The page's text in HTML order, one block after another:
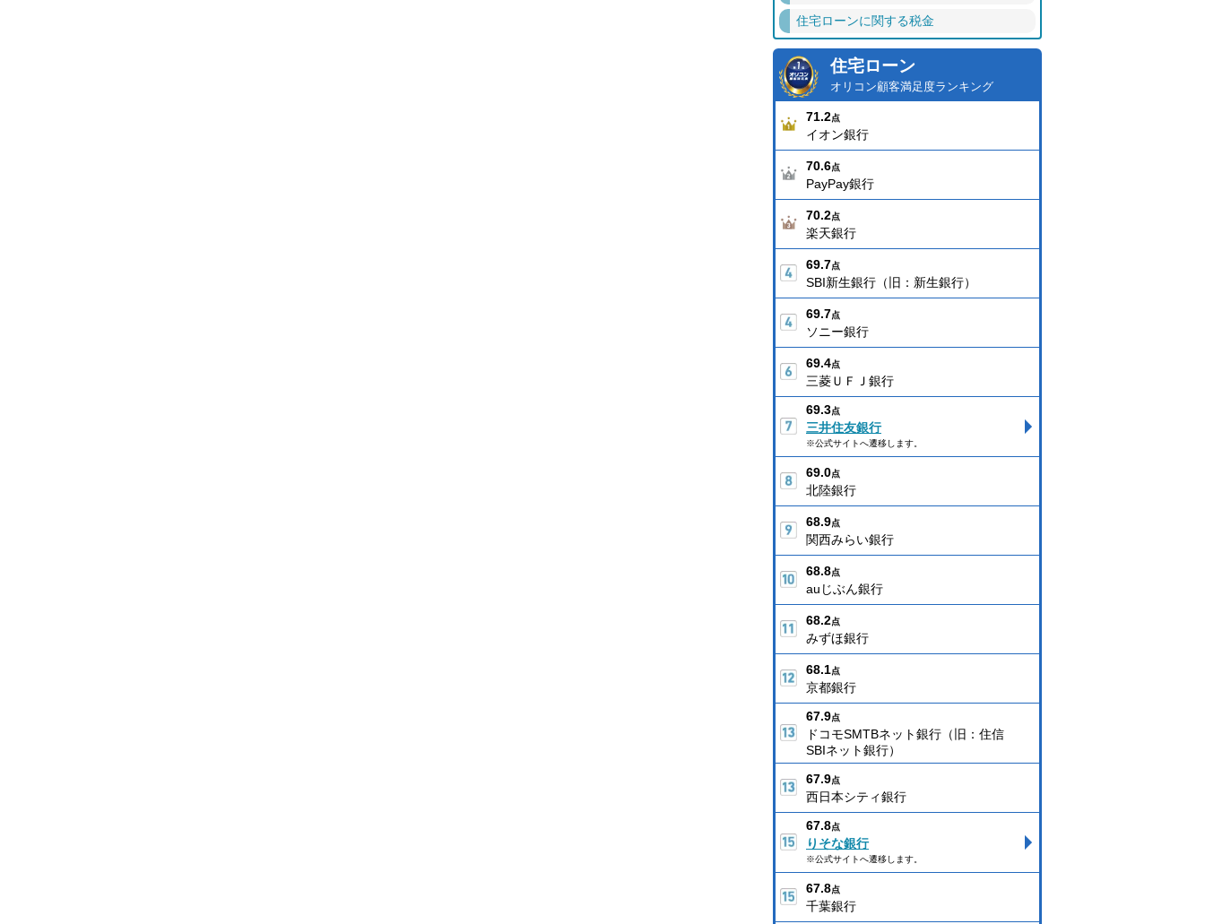
住宅ローンに関する税金
住宅ローン
オリコン顧客満足度ランキング
71.2点
イオン銀行
70.6点
PayPay銀行
70.2点
楽天銀行
69.7点
SBI新生銀行（旧：新生銀行）
69.7点
ソニー銀行
69.4点
三菱ＵＦＪ銀行
69.3点
三井住友銀行
※公式サイトへ遷移します。
69.0点
北陸銀行
68.9点
関西みらい銀行
68.8点
auじぶん銀行
68.2点
みずほ銀行
68.1点
京都銀行
67.9点
ドコモSMTBネット銀行（旧：住信
SBIネット銀行）
67.9点
西日本シティ銀行
67.8点
りそな銀行
※公式サイトへ遷移します。
67.8点
千葉銀行